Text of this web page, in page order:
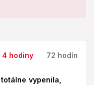
4 hodiny 72 hodín
vypenila,